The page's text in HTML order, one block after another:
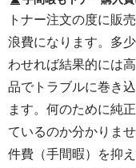
トナー注文の度に販
浪費になります。多
わせれば結果的には
品でトラブルに巻き
ます。何のために純
ているのか分かりま
件費（手間暇）を抑